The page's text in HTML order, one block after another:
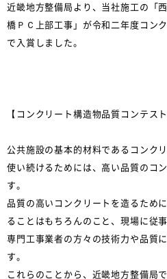
近畿地方整備局より、当社施工の「
橋ＰＣ上部工事」が令和二年度コン
で入賞しました。
【コンクリート構造物品質コンテスト
公共施設の基本的材料であるコンク
使い続けるためには、高い品質のコ
す。
品質の高いコンクリートを造るため
ることはもちろんのこと、現場に従
専門工事業者の方々の技術力や品質
す。
これらのことから、近畿地方整備局